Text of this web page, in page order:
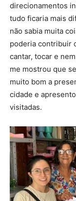
direcionamentos
tudo ficaria mais
não sabia muita
poderia contribuir
cantar, tocar e
me mostrou que
muito bom a
cidade e
visitadas.